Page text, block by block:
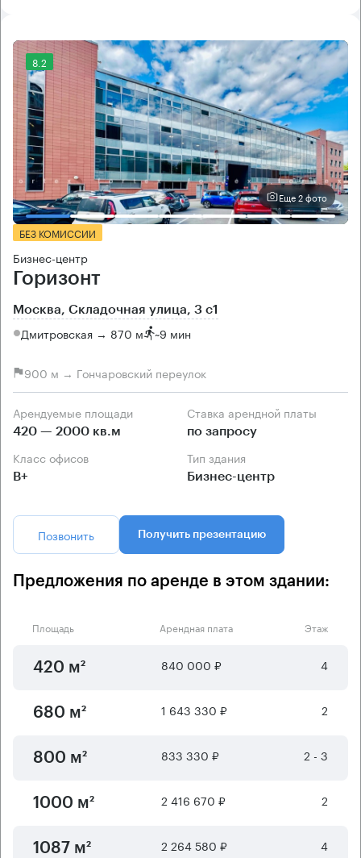
8.2
Еще 2 фото
БЕЗ КОМИССИИ
Бизнес-центр
Горизонт
Москва, Складочная улица, 3 с1
Дмитровская → 870 м ~9 мин
900 м → Гончаровский переулок
Арендуемые площади
420 — 2000 кв.м
Ставка арендной платы
по запросу
Класс офисов
B+
Тип здания
Бизнес-центр
Позвонить Получить презентацию
Предложения по аренде в этом здании:
Площадь Арендная плата Этаж
420 м² 840 000 ₽ 4
680 м² 1 643 330 ₽ 2
800 м² 833 330 ₽ 2 - 3
1000 м² 2 416 670 ₽ 2
1087 м² 2 264 580 ₽ 4